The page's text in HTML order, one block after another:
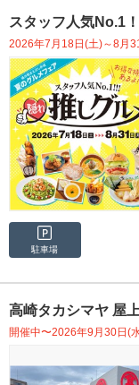
スタッフ人気No.1
2026年7月18日(土)～8月
駐車場
高崎タカシマヤ 屋
開催中〜2026年9月30日(